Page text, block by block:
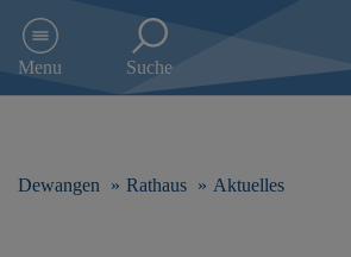
e
Menu Suche
Dewangen Rathaus Aktuelles